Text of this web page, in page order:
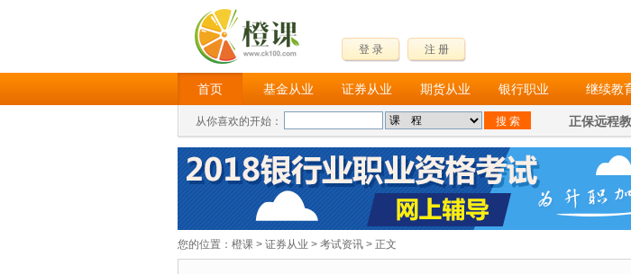
登 录 注 册
首页 基金从业 证券从业 期货从业 银行职业 继续教
从你喜欢的开始： 正保远程
您的位置： 橙课 > 证券从业 > 考试资讯 > 正文